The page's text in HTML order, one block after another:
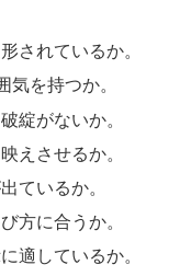
されているか。
気を持つか。
綻がないか。
えさせるか。
ているか。
方に合うか。
適しているか。